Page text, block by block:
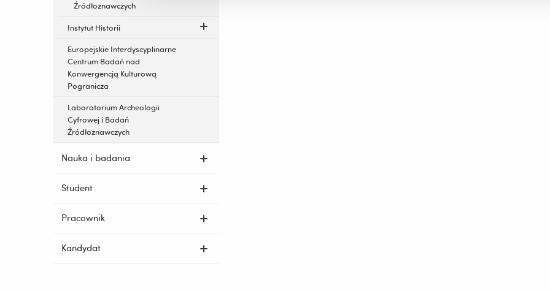
Źródłoznawczych
Instytut Historii
Europejskie Interdyscyplinarne
Centrum Badań nad
Konwergencją Kulturową
Pogranicza
Laboratorium Archeologii
Cyfrowej i Badań
Źródłoznawczych
Nauka i badania
Student
Pracownik
Kandydat